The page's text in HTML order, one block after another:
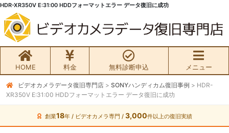
HDR-XR350V E:31:00 HDDフォーマットエラー データ復旧に成功
HOME 料金 無料診断申込 メニュー
無料初期診断お申込み
ビデオカメラ データ復旧HOME
ビデオカメラデータ復旧専門店 > SONYハンディカム復旧事例 > HDR-
XR350V E:31:00 HDDフォーマットエラー データ復旧に成功
創業18年 / ビデオカメラ専門 / 3,000件以上の復旧実績